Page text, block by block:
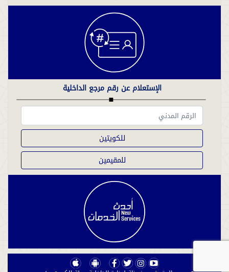
الإستعلام عن رقم مرجع الداخلية
للكويتين
للمقيمين